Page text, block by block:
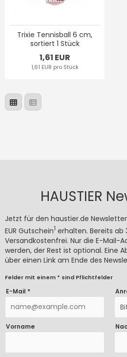
Trixie Tennisball 6 cm,
sortiert 1 Stück
1,61 EUR
1,61 EUR pro Stück
HAUSTIER
Jetzt für den haustier.de
EUR Gutschein1 erhalten. Bereits ab
Versandkostenfrei. Nur die E-Mail-
werden, der Rest ist optional. Eine
über einen Link am Ende des
Felder mit einem * sind Pflichtfelder
E-Mail *
Vorname